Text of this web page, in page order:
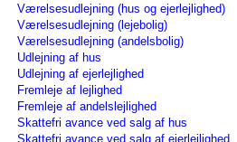
Værelsesudlejning (hus og ejerlejlighed)
Værelsesudlejning (lejebolig)
Værelsesudlejning (andelsbolig)
Udlejning af hus
Udlejning af ejerlejlighed
Fremleje af lejlighed
Fremleje af andelslejlighed
Skattefri avance ved salg af hus
Skattefri avance ved salg af ejerlejlighed